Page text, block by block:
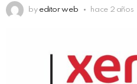
by editor web hace 2 años